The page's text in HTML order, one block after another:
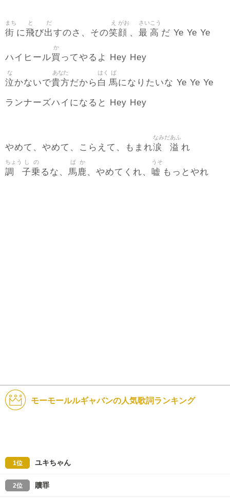
街
まち
に飛
と
び出
だ
すのさ、その笑
え
顔
がお
、 最
さい
高
こう
だ Ye Ye Ye
ハイヒール買
か
ってやるよ Hey Hey
泣
な
かないで貴方
あなた
だから 白
はく
馬
ば
になりたいな Ye Ye Ye
ランナーズハイになると Hey Hey
やめて、やめて、こらえて、もまれ涙
なみだ
溢
あふ
れ
調
ちょう
子
し
乗
の
るな、 馬
ば
鹿
か
、やめてくれ、 嘘
うそ
もっとやれ
モーモールルギャバンの人気歌詞ランキング
1位 ユキちゃん
2位 贖罪